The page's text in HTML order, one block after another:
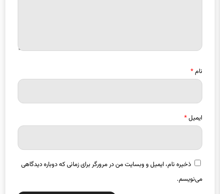
ایمیل*
ذخیره نام، ایمیل و وبسایت من در مرورگر برای زمانی که دوباره دیدگاهی
می‌نویسم.